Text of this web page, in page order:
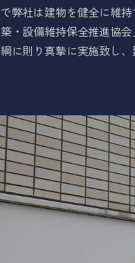
弊社は建物を健全に維
築・設備維持保全推進協
に則り真摯に実施致し